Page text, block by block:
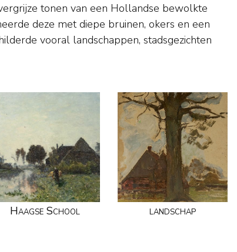
tonen van een Hollandse bewolkte
deze met diepe bruinen, okers en een
vooral landschappen, stadsgezichten
had hij groot succes en werd zijn werk
Verenigde Staten. Werk van hem hangt in
Haagse School landschap